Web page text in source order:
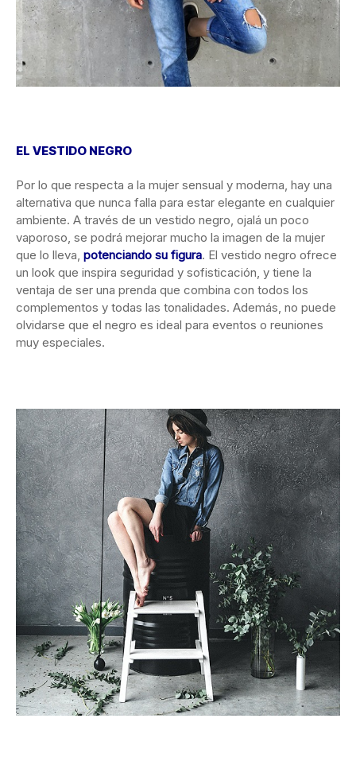
EL VESTIDO NEGRO
Por lo que respecta a la mujer sensual y moderna, hay una
alternativa que nunca falla para estar elegante en cualquier
ambiente. A través de un vestido negro, ojalá un poco
vaporoso, se podrá mejorar mucho la imagen de la mujer
que lo lleva, potenciando su figura. El vestido negro ofrece
un look que inspira seguridad y sofisticación, y tiene la
ventaja de ser una prenda que combina con todos los
complementos y todas las tonalidades. Además, no puede
olvidarse que el negro es ideal para eventos o reuniones
muy especiales.